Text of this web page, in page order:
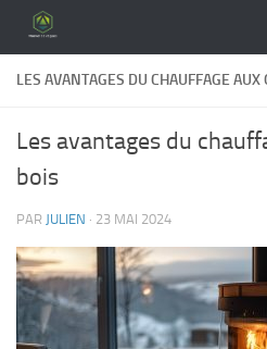
Skip to content
LES AVANTAGES DU CHAUFFAGE
Les avantages du
bois
PAR JULIEN · 23 MAI 2024